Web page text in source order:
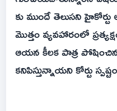
కు ముందే తెలుసని
మొత్తం వ్యవహారంలో
ఆయన కీలక పాత్ర
కనిపిస్తున్నాయని కోర్టు